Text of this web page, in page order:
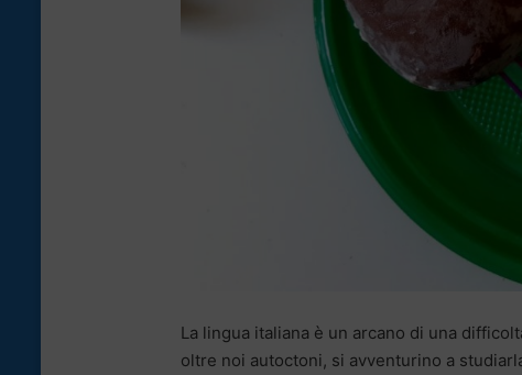
La lingua italiana è un arcano di una
oltre noi autoctoni, si avventurino a